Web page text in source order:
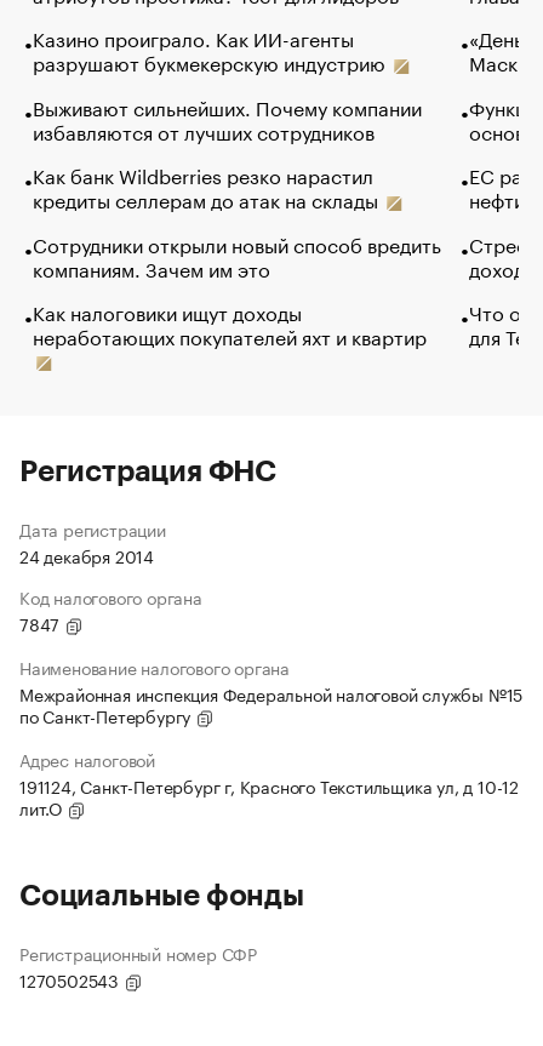
Казино проиграло. Как ИИ-агенты
разрушают букмекерскую индустрию
Выживают сильнейших. Почему компании
избавляются от лучших сотрудников
Как банк Wildberries резко нарастил
кредиты селлерам до атак на склады
Сотрудники открыли новый способ вредить
компаниям. Зачем им это
Как налоговики ищут доходы
неработающих покупателей яхт и квартир
Маск в
основ
ЕС
нефти
Что
для
Регистрация ФНС
Дата регистрации
24 декабря 2014
Код налогового органа
7847
Наименование налогового органа
Межрайонная инспекция Федеральной налоговой службы №15
по Санкт-Петербургу
Адрес налоговой
191124, Санкт-Петербург г, Красного Текстильщика ул, д 10-12
лит.О
Социальные фонды
Регистрационный номер СФР
1270502543